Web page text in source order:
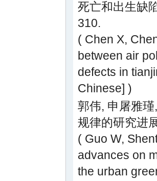
死亡和出生缺
310.
( Chen X,
between air
defects in
Chinese] )
郭伟, 申屠雅
规律的研究进
( Guo W,
advances on
the urban